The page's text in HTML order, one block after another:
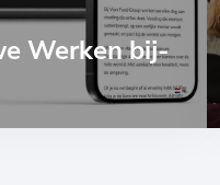
Werken bij-